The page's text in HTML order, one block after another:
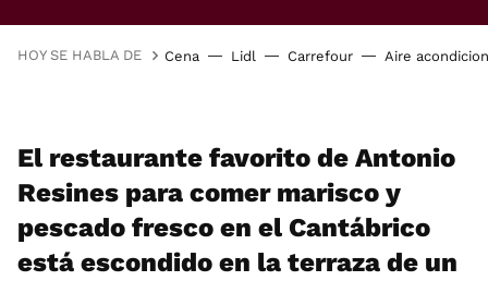
HOY SE HABLA DE Cena Lidl Carrefour Aire
El restaurante favorito de Antonio
Resines para comer marisco y
pescado fresco en el Cantábrico
está escondido en la terraza de un